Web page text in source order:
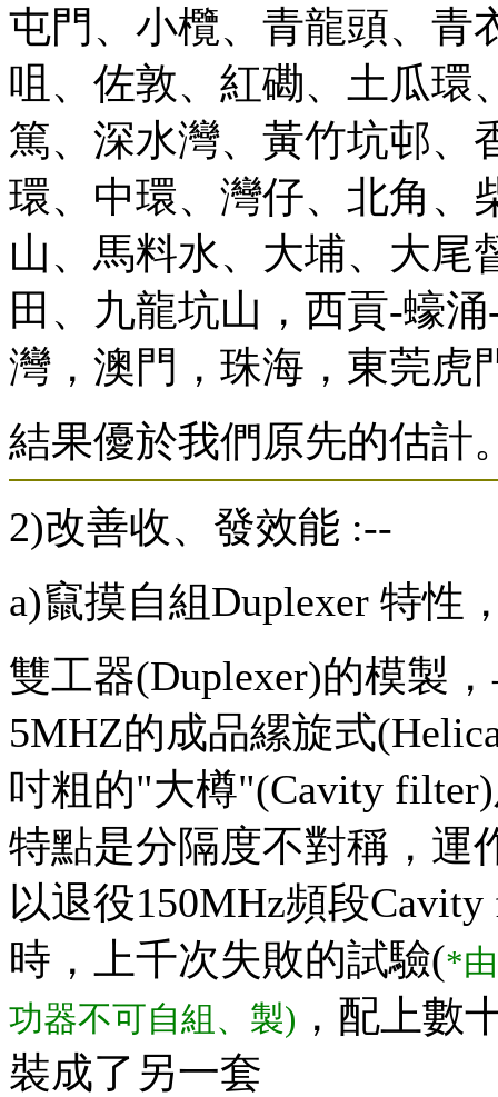
屯門、小欖、青龍頭、青
咀、佐敦、紅磡、土瓜環
篤、深水灣、黃竹坑邨、
環、中環、灣仔、北角、
山、馬料水、大埔、大尾
田、九龍坑山，西貢-蠔
灣，澳門，珠海，東莞虎
結果優於我們原先的估計
2)改善收、發效能 :--
a)竄摸自組Duplexer 特性
雙工器(Duplexer)的模製
5MHZ的成品縲旋式
吋粗的"大樽"(Cavity
特點是分隔度不對稱，運
以退役150MHz頻段
時，上千次失敗的試驗(*
功器不可自組、製) ，配上數
裝成了另一套